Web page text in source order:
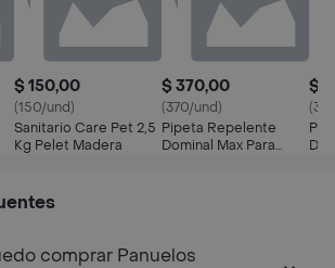
$ 150,00
(150/und)
Sanitario Care Pet 2,5
Kg Pelet Madera
$ 370,00
(370/und)
Pipeta Repelente
Dominal Max Para
$
comprar Panuelos